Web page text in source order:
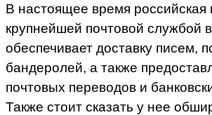
В настоящее время российская
крупнейшей почтовой службой
обеспечивает доставку писем,
бандеролей, а также
почтовых переводов и
Также стоит сказать у нее